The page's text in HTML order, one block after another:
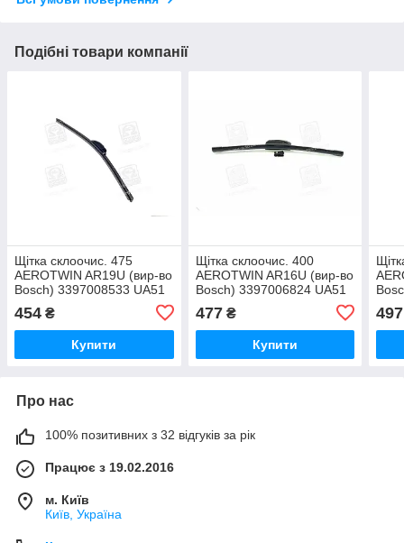
Подібні товари компанії
Щітка склоочис. 475
AEROTWIN AR19U (вир-во
Bosch) 3397008533 UA51
454 ₴
Купити
Щітка склоочис. 400
AEROTWIN AR16U (вир-во
Bosch) 3397006824 UA51
477₴
Купити
497
Про нас
100% позитивних з 32 відгуків за рік
Працює з 19.02.2016
м. Київ
Київ, Україна